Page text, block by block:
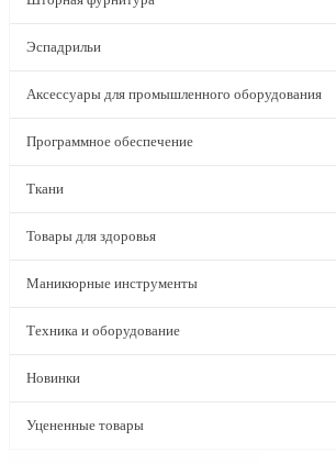
Эспадрильи
Аксессуары для промышленного оборудования
Программное обеспечение
Ткани
Товары для здоровья
Маникюрные инструменты
Техника и оборудование
Новинки
Уцененные товары